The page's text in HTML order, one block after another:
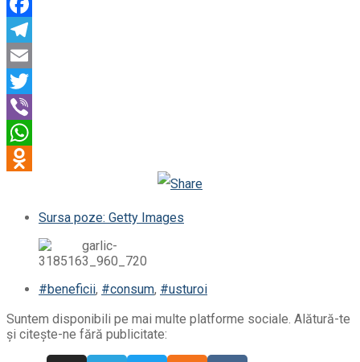
Odnoklassniki
Sursa poze: Getty Images
#beneficii, #consum, #usturoi
Suntem disponibili pe mai multe platforme sociale. Alătură-te
și citește-ne fără publicitate: